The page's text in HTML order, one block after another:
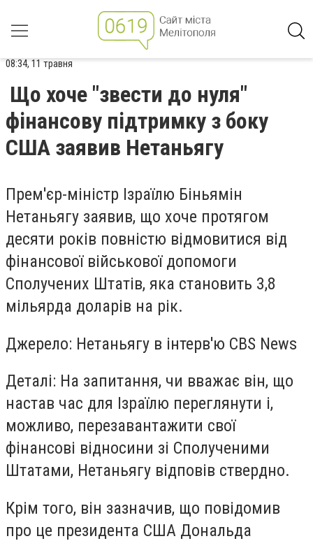
08:34, 11 травня
Що хоче "звести до нуля"
фінансову підтримку з боку
США заявив Нетаньягу
Прем'єр-міністр Ізраїлю Біньямін
Нетаньягу заявив, що хоче протягом
десяти років повністю відмовитися від
фінансової військової допомоги
Сполучених Штатів, яка становить 3,8
мільярда доларів на рік.
Джерело: Нетаньягу в інтерв'ю CBS News
Деталі: На запитання, чи вважає він, що
настав час для Ізраїлю переглянути і,
можливо, перезавантажити свої
фінансові відносини зі Сполученими
Штатами, Нетаньягу відповів ствердно.
Крім того, він зазначив, що повідомив
про це президента США Дональда